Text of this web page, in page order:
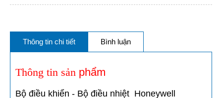
Thông tin chi tiết Bình luận
Thông tin sản phẩm
Bộ điều khiển - Bộ điều nhiệt Honeywell